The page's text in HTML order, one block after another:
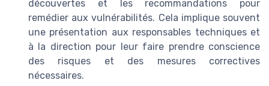
découvertes et les recommandations pour
remédier aux vulnérabilités. Cela implique souvent
une présentation aux responsables techniques et
à la direction pour leur faire prendre conscience
des risques et des mesures correctives
nécessaires.